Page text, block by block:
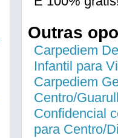
Outras
Carpediem
Infantil para
Carpediem
Centro/
Confidencial
para Centro/